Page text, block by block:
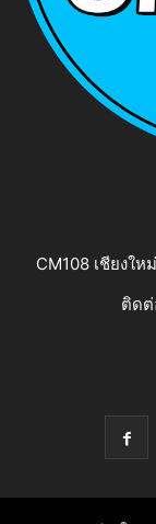
CM108 เชียงใ
ติดต่